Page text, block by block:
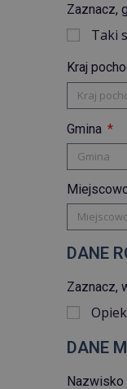
Zaznacz,
Taki
Kraj
Gmina
DANE
Zaznacz,
DANE
Nazwisko